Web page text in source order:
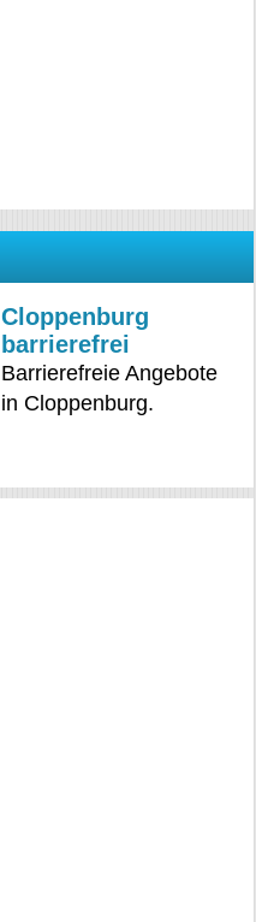
Cloppenburg
barrierefrei
Barrierefreie Angebote
in Cloppenburg.